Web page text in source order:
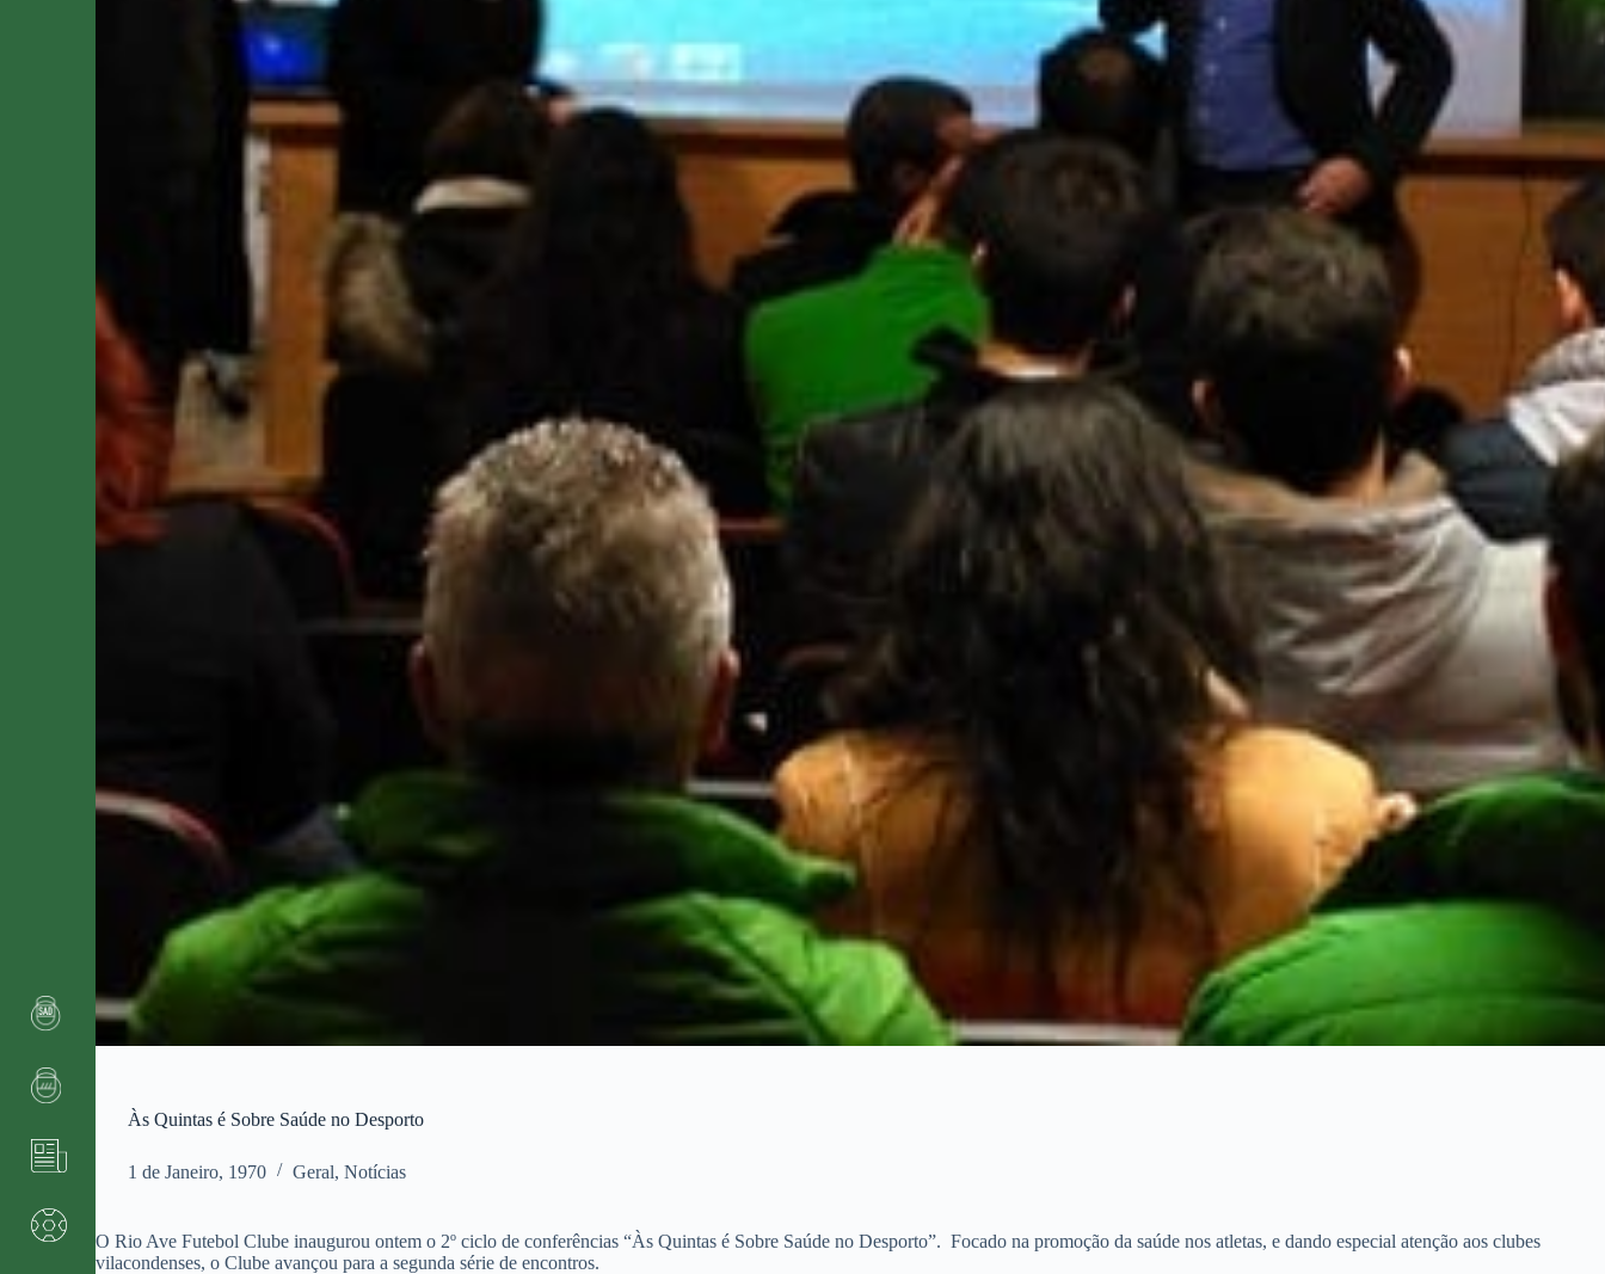
Às Quintas é Sobre Saúde no Desporto
1 de Janeiro, 1970 Geral,Notícias
O Rio Ave Futebol Clube inaugurou ontem o 2º ciclo de conferências “Às Quintas é Sobre Saúde no Desporto”. Focado na promoção da saúde nos atletas, e dando especial atenção aos clubes
vilacondenses, o Clube avançou para a segunda série de encontros.